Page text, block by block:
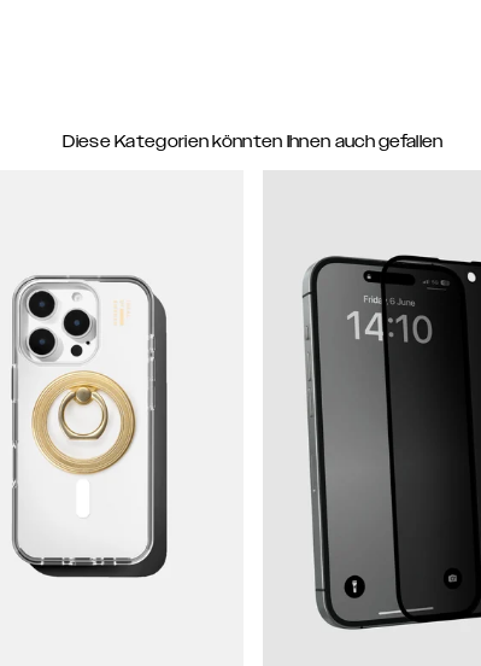
Diese Kategorien könnten Ihnen auch gefallen